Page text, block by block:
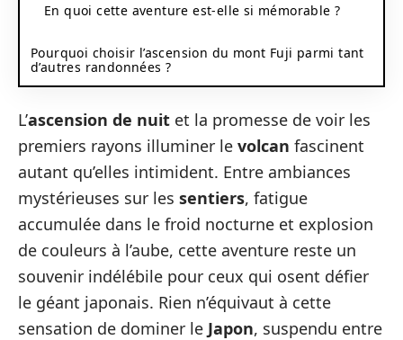
En quoi cette aventure est-elle si mémorable ?
Pourquoi choisir l’ascension du mont Fuji parmi tant
d’autres randonnées ?
L’ascension de nuit et la promesse de voir les
premiers rayons illuminer le volcan fascinent
autant qu’elles intimident. Entre ambiances
mystérieuses sur les sentiers, fatigue
accumulée dans le froid nocturne et explosion
de couleurs à l’aube, cette aventure reste un
souvenir indélébile pour ceux qui osent défier
le géant japonais. Rien n’équivaut à cette
sensation de dominer le Japon, suspendu entre